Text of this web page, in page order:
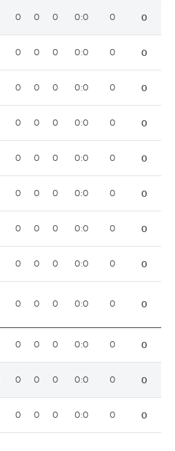
0 0 0 0:0 0 0
0 0 0 0:0 0 0
0 0 0 0:0 0 0
0 0 0 0:0 0 0
0 0 0 0:0 0 0
0 0 0 0:0 0 0
0 0 0 0:0 0 0
0 0 0 0:0 0 0
0 0 0 0:0 0 0
0 0 0 0:0 0 0
0 0 0 0:0 0 0
0 0 0 0:0 0 0